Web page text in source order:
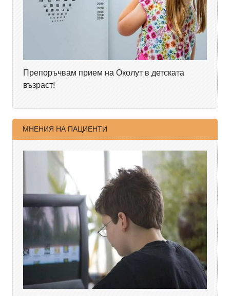
Препоръчвам прием на Околут в детската
възраст!
МНЕНИЯ НА ПАЦИЕНТИ